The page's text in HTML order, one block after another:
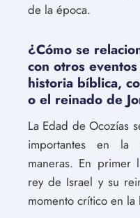
de la época.
¿Cómo se
con otros
historia bíblica,
o el reinado de
La Edad de Ocozías
importantes en la
maneras. En primer
rey de Israel y su
momento crítico en